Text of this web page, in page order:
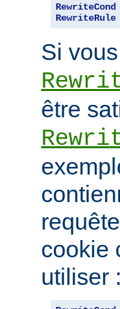
RewriteCond
RewriteRule
Si
être
cookie
utiliser :